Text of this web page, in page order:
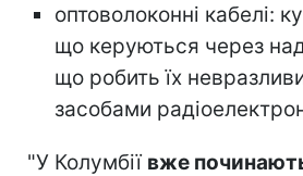
оптоволоконні кабелі:
що керуються через
що робить їх
засобами
"У Колумбії вже